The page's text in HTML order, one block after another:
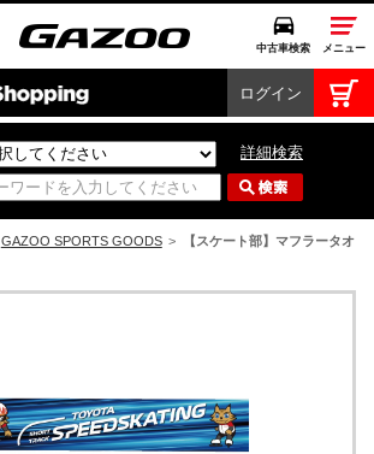
中古車検索 メニュー
クルマカタログ
ログイン
詳細検索
GAZOO SPORTS GOODS >
【スケート部】マフラータオ